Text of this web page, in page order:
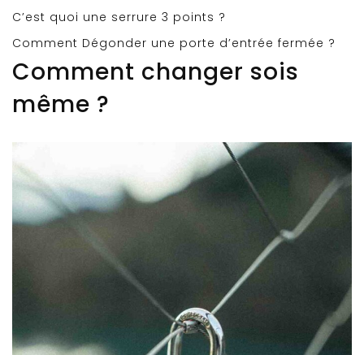
C’est quoi une serrure 3 points ?
Comment Dégonder une porte d’entrée fermée ?
Comment changer sois
même ?